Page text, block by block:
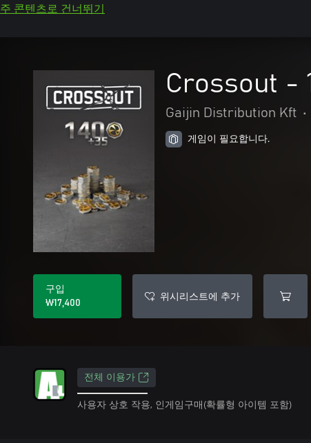
주 콘텐츠로 건너뛰기
Crossout -
Gaijin Distribution Kft •
게임이 필요합니다.
구입
₩17,400
위시리스트에 추가
전체 이용가
사용자 상호 작용, 인게임구매(확률형 아이템 포함)